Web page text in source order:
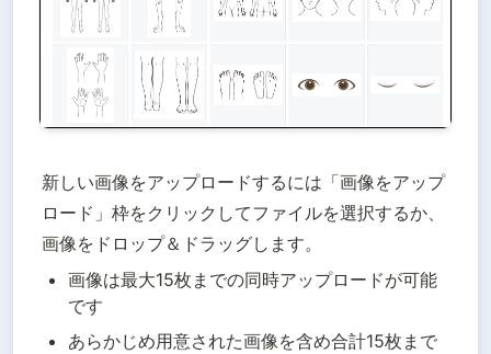
新しい画像をアップロードするには「画像をアップ
ロード」枠をクリックしてファイルを選択するか、
画像をドロップ＆ドラッグします。
画像は最大15枚までの同時アップロードが可能
です
あらかじめ用意された画像を含め合計15枚まで